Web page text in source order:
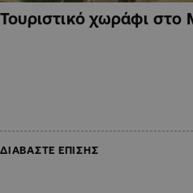
Τουριστικό χωράφι
ΔΙΑΒΑΣΤΕ ΕΠΙΣΗΣ